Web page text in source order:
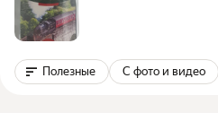
Полезные С фото и видео